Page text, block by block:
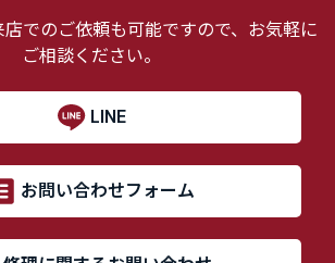
でのご依頼も可能ですので、お気軽に
ご相談ください。
LINE
お問い合わせフォーム